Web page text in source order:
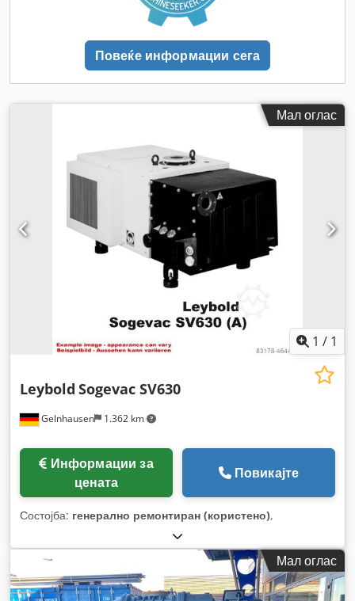
Повеќе информации сега
Мал оглас
1 / 1
Gelnhausen 1.362 km
Leybold Sogevac SV630
цената
Повикајте
Состојба: генерално ремонтиран (користено),
Мал оглас